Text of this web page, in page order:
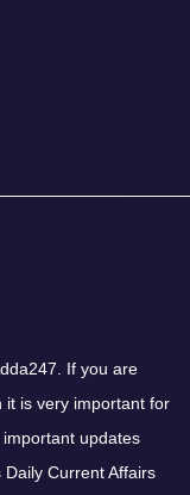
If you are
it is very important for
updates
Current Affairs